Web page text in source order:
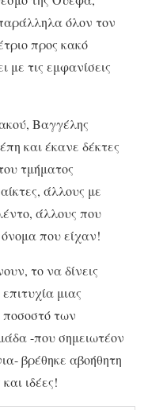
όλον τον
προς κακό
με τις εμφανίσεις
Βαγγέλης
και έκανε δέκτες
τμήματος
άλλους με
άλλους που
που είχαν!
το να δίνεις
μιας
των
-που σημειωτέον
βρέθηκε αβοήθητη
ιδέες!